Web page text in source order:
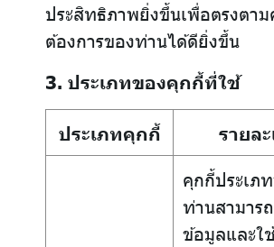
ประสิทธิภาพยิ่งขึ้นเพื่อตรงตาม
ต้องการของท่านได้ดียิ่งขึ้น
3. ประเภทของคุกกี้ที่ใช้
ประเภทคุกกี้ รายล
คุกกี้ประเภ
ท่านสามาร
ข้อมูลและใ